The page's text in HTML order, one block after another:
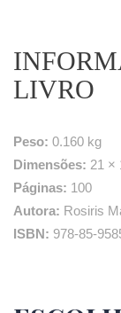
LIVRO
Peso: 0.160 kg
Dimensões: 21 ×
Páginas: 100
Autora: Rosiris
ISBN: 978-85-